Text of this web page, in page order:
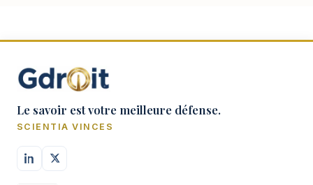
Le savoir est votre meilleure défense.
SCIENTIA VINCES